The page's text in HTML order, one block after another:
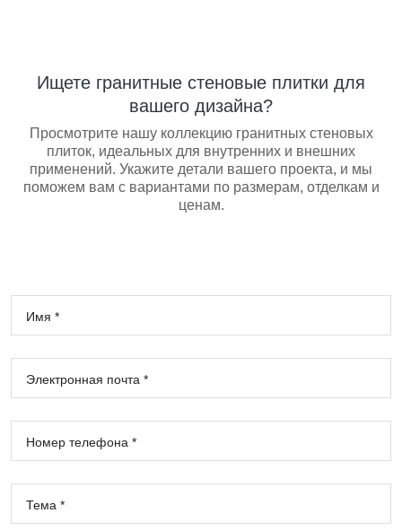
Ищете гранитные стеновые плитки для
вашего дизайна?
Просмотрите нашу коллекцию гранитных стеновых
плиток, идеальных для внутренних и внешних
применений. Укажите детали вашего проекта, и мы
поможем вам с вариантами по размерам, отделкам и
ценам.
Имя *
Электронная почта *
Номер телефона *
Тема *